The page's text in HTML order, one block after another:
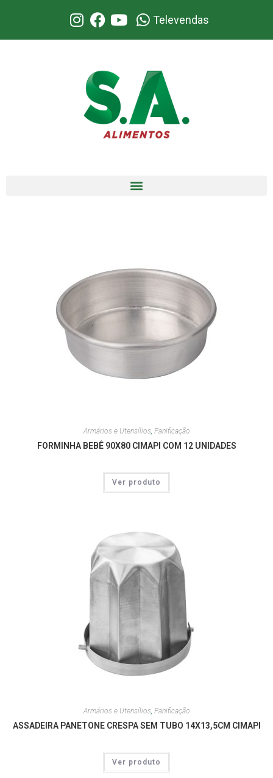
Televendas
Armários e Utensílios, Panificação
FORMINHA BEBÊ 90X80 CIMAPI COM 12 UNIDADES
Ver produto
Armários e Utensílios, Panificação
ASSADEIRA PANETONE CRESPA SEM TUBO 14X13,5CM CIMAPI
Ver produto